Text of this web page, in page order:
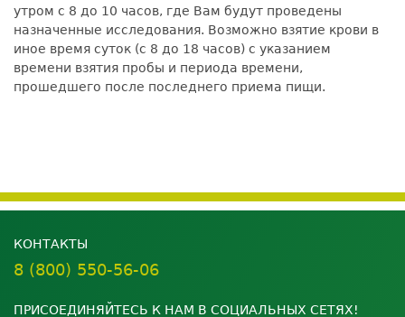
утром с 8 до 10 часов, где Вам будут проведены
назначенные исследования. Возможно взятие крови в
иное время суток (с 8 до 18 часов) с указанием
времени взятия пробы и периода времени,
прошедшего после последнего приема пищи.
КОНТАКТЫ
8 (800) 550-56-06
ПРИСОЕДИНЯЙТЕСЬ К НАМ В СОЦИАЛЬНЫХ СЕТЯХ!